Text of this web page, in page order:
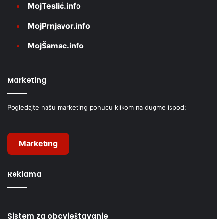
MojTeslić.info
MojPrnjavor.info
MojŠamac.info
Marketing
Pogledajte našu marketing ponudu klikom na dugme ispod:
Marketing
Reklama
Sistem za obavještavanje